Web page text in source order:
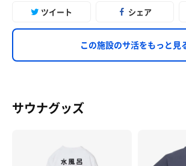
ツイート シェア
この施設のサ活をもっと見
サウナグッズ